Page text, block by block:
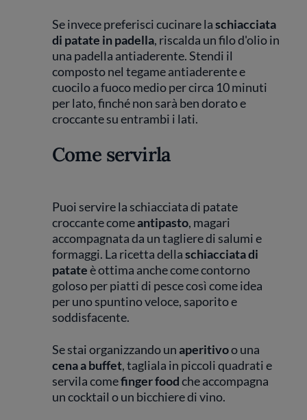
Se invece preferisci cucinare laschiacciata
di patate in padella, riscalda un filo d'olio in
una padella antiaderente. Stendi il
composto nel tegame antiaderente e
cuocilo a fuoco medio per circa 10 minuti
per lato, finché non sarà ben dorato e
croccante su entrambi i lati.
Come servirla
Puoi servire la schiacciata di patate
croccante comeantipasto, magari
accompagnata da un tagliere di salumi e
formaggi. La ricetta dellaschiacciata di
patateè ottima anche come contorno
goloso per piatti di pesce così come idea
per uno spuntino veloce, saporito e
soddisfacente.
Se stai organizzando unaperitivoo una
cena a buffet, tagliala in piccoli quadrati e
servila comefinger foodche accompagna
un cocktail o un bicchiere di vino.